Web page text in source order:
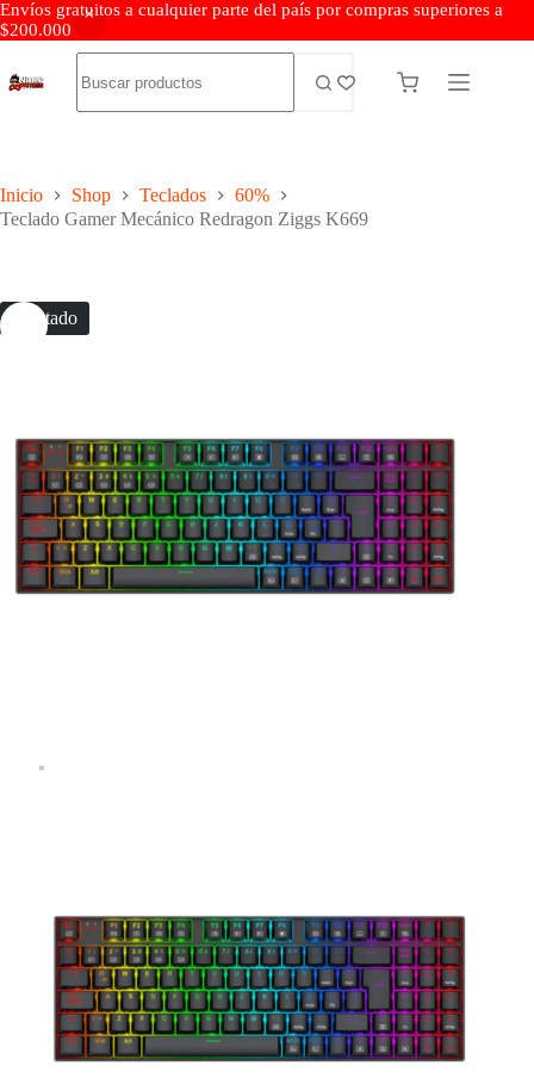
Envíos gratuitos a cualquier parte del país por compras superiores a
$200.000
Inicio Shop Teclados
60%
Teclado Gamer Mecánico Redragon Ziggs K669
Agotado